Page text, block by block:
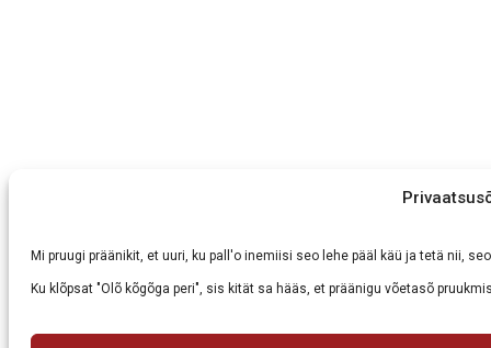
Mi pruugi präänikit, et uuri, ku pall'o inemiisi seo lehe pääl käü ja tetä nii,
Ku klõpsat "Olõ kõgõga peri", sis kität sa hääs, et präänigu võetasõ